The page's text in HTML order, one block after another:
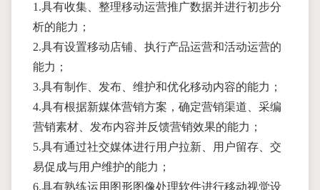
1.具有收集、整理移动运营推广数据并进行初步分
析的能力；
2.具有设置移动店铺、执行产品运营和活动运营的
能力；
3.具有制作、发布、维护和优化移动内容的能力；
4.具有根据新媒体营销方案，确定营销渠道、采编
营销素材、发布内容并反馈营销效果的能力；
5.具有通过社交媒体进行用户拉新、用户留存、交
易促成与用户维护的能力；
6.具有熟练运用图形图像处理软件进行移动视觉设